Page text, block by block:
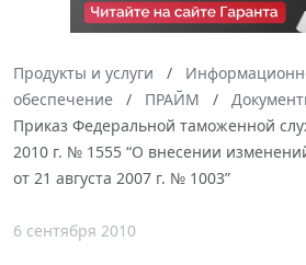
Продукты и услуги
обеспечение
ПРАЙМ
Приказ Федеральной таможенной
2010 г. № 1555 “О внесении
от 21 августа 2007 г. № 1003”
6 сентября 2010